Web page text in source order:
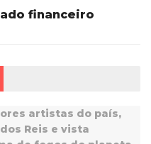
financeiro